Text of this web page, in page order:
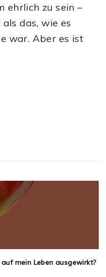
ehrlich zu sein –
das, wie es
war. Aber es ist
mein Leben ausgewirkt?